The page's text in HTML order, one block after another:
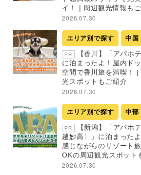
イ！ | 周辺観光情報も
2026.07.30
エリア別で探す 中国
PR
【香川】「アパホ
に泊まったよ！屋内ド
空間で香川旅を満喫！ |
光スポットもご紹介
2026.07.30
エリア別で探す 中部
PR
【新潟】「アパホ
越妙高〉」に泊まった
感じながらのリゾート
OKの周辺観光スポット
2026.07.30